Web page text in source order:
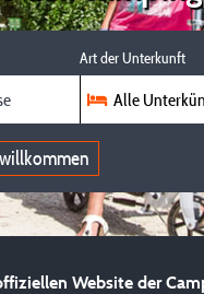
Art der Unterkunft
Alle
Website der